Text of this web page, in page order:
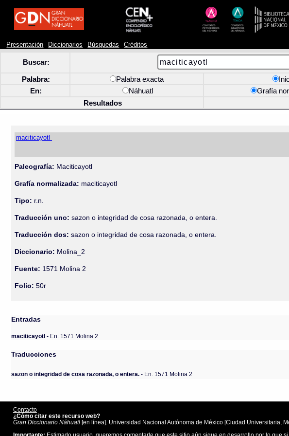
Presentación Diccionarios Búsquedas Créditos
Buscar:
Palabra: Palabra exacta
En:
Náhuatl Grafía
Resultados
maciticayotl
Paleografía: Maciticayotl
Grafía normalizada: maciticayotl
Tipo: r.n.
Traducción uno: sazon o integridad de cosa razonada, o entera.
Traducción dos: sazon o integridad de cosa razonada, o entera.
Diccionario: Molina_2
Fuente: 1571 Molina 2
Folio: 50r
Entradas
maciticayotl- En: 1571 Molina 2
Traducciones
sazon o integridad de cosa razonada, o entera. - En: 1571 Molina 2
Contacto
¿Cómo citar este recurso web?
Gran Diccionario Náhuatl[en línea]. Universidad Nacional Autónoma de México [Ciudad Universitaria,